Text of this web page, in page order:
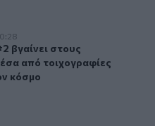
«σκιά» της
μέσα από
βγαίνει στους δρόμους
βγαίνει στους
από τοιχογραφίες
κόσμο